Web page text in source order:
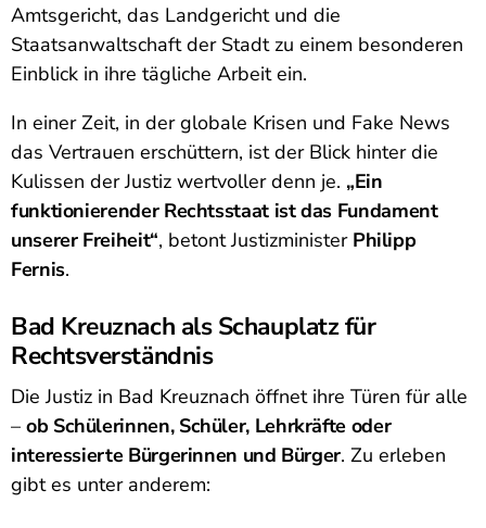
Amtsgericht, das Landgericht und die
Staatsanwaltschaft der Stadt zu einem besonderen
Einblick in ihre tägliche Arbeit ein.
In einer Zeit, in der globale Krisen und Fake News
das Vertrauen erschüttern, ist der Blick hinter die
Kulissen der Justiz wertvoller denn je. „Ein
funktionierender Rechtsstaat ist das Fundament
unserer Freiheit“, betont Justizminister Philipp
Fernis.
Bad Kreuznach als Schauplatz für
Rechtsverständnis
Die Justiz in Bad Kreuznach öffnet ihre Türen für alle
– ob Schülerinnen, Schüler, Lehrkräfte oder
interessierte Bürgerinnen und Bürger. Zu erleben
gibt es unter anderem: